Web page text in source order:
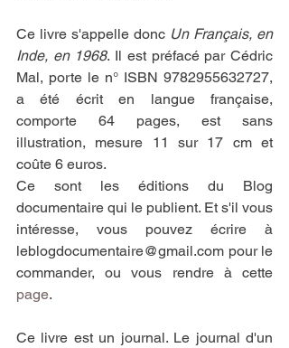
Ce livre s'appelle donc Un Français, en
Inde, en 1968. Il est préfacé par Cédric
Mal, porte le n° ISBN 9782955632727,
a été écrit en langue française,
comporte 64 pages, est sans
illustration, mesure 11 sur 17 cm et
coûte 6 euros.
Ce sont les éditions du Blog
documentaire qui le publient. Et s'il vous
intéresse, vous pouvez écrire à
leblogdocumentaire@gmail.com pour le
page.
Ce livre est un journal. Le journal d'un